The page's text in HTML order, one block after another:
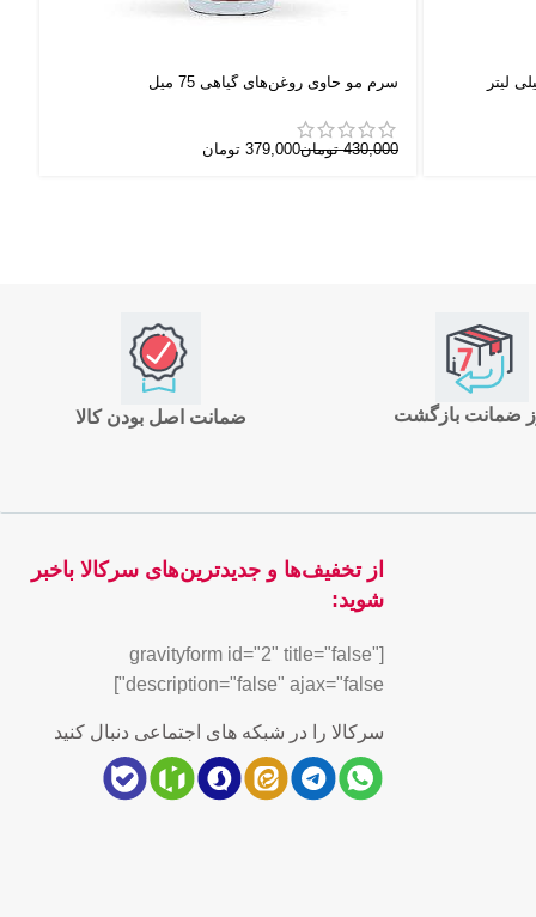
سرم مو حاوی روغن‌های گیاهی 75 میل
430,000 تومان379,000 تومان
ضمانت اصل بودن کالا
از تخفیف‌ها و جدیدترین‌های سرکالا باخبر
شوید:
[gravityform id="2" title="false"
description="false" ajax="false"]
سرکالا را در شبکه های اجتماعی دنبال کنید